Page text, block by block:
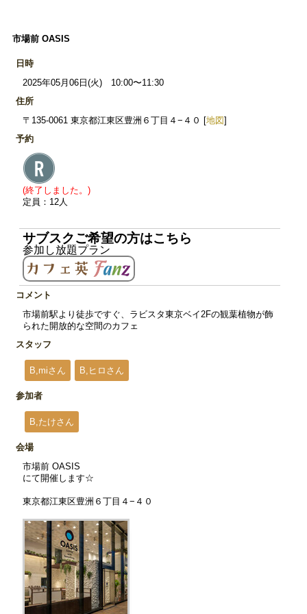
市場前 OASIS
日時
2025年05月06日(火) 10:00〜11:30
住所
〒135-0061 東京都江東区豊洲６丁目４−４０ [地図]
予約
(終了しました。)
定員：12人
サブスクご希望の方はこちら
参加し放題プラン
コメント
市場前駅より徒歩ですぐ、ラビスタ東京ベイ2Fの観葉植物が飾
られた開放的な空間のカフェ
スタッフ
B,miさん B,ヒロさん
参加者
B,たけさん
会場
市場前 OASIS
にて開催します☆
東京都江東区豊洲６丁目４−４０